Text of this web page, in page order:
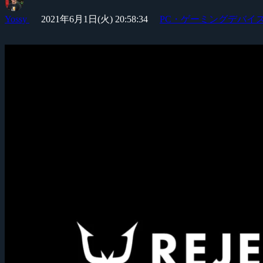
Yossy 2021年6月1日(火) 20:58:34 PC・ゲーミングデバイ